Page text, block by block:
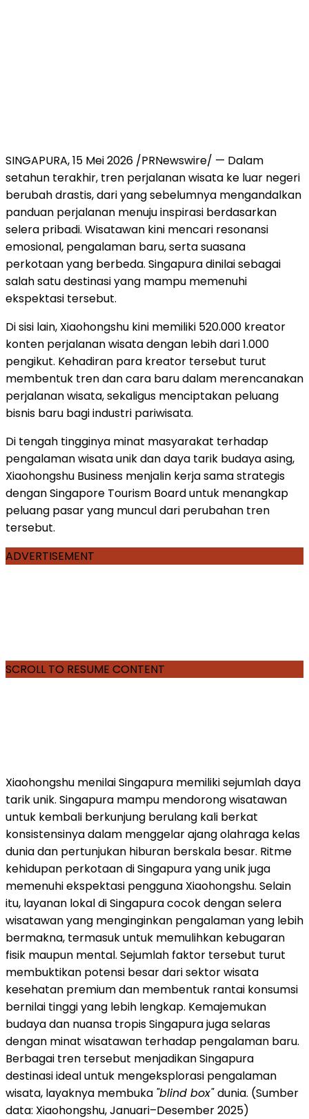
SINGAPURA, 15 Mei 2026 /PRNewswire/ — Dalam
setahun terakhir, tren perjalanan wisata ke luar negeri
berubah drastis, dari yang sebelumnya mengandalkan
panduan perjalanan menuju inspirasi berdasarkan
selera pribadi. Wisatawan kini mencari resonansi
emosional, pengalaman baru, serta suasana
perkotaan yang berbeda. Singapura dinilai sebagai
salah satu destinasi yang mampu memenuhi
ekspektasi tersebut.
Di sisi lain, Xiaohongshu kini memiliki 520.000 kreator
konten perjalanan wisata dengan lebih dari 1.000
pengikut. Kehadiran para kreator tersebut turut
membentuk tren dan cara baru dalam merencanakan
perjalanan wisata, sekaligus menciptakan peluang
bisnis baru bagi industri pariwisata.
Di tengah tingginya minat masyarakat terhadap
pengalaman wisata unik dan daya tarik budaya asing,
Xiaohongshu Business menjalin kerja sama strategis
dengan Singapore Tourism Board untuk menangkap
peluang pasar yang muncul dari perubahan tren
tersebut.
ADVERTISEMENT
SCROLL TO RESUME CONTENT
Xiaohongshu menilai Singapura memiliki sejumlah daya
tarik unik. Singapura mampu mendorong wisatawan
untuk kembali berkunjung berulang kali berkat
konsistensinya dalam menggelar ajang olahraga kelas
dunia dan pertunjukan hiburan berskala besar. Ritme
kehidupan perkotaan di Singapura yang unik juga
memenuhi ekspektasi pengguna Xiaohongshu. Selain
itu, layanan lokal di Singapura cocok dengan selera
wisatawan yang menginginkan pengalaman yang lebih
bermakna, termasuk untuk memulihkan kebugaran
fisik maupun mental. Sejumlah faktor tersebut turut
membuktikan potensi besar dari sektor wisata
kesehatan premium dan membentuk rantai konsumsi
bernilai tinggi yang lebih lengkap. Kemajemukan
budaya dan nuansa tropis Singapura juga selaras
dengan minat wisatawan terhadap pengalaman baru.
Berbagai tren tersebut menjadikan Singapura
destinasi ideal untuk mengeksplorasi pengalaman
wisata, layaknya membuka "blind box"dunia. (Sumber
data: Xiaohongshu, Januari–Desember 2025)